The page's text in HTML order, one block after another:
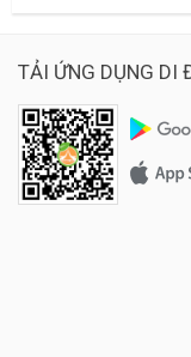
TẢI ỨNG DỤNG DI